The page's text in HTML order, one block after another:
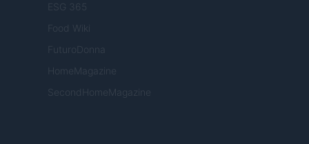
ESG 365
Food Wiki
FuturoDonna
HomeMagazine
SecondHomeMagazine